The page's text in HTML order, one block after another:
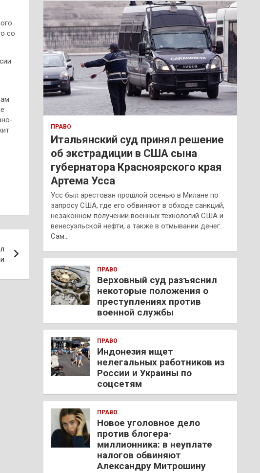
со
к
ПРАВО
Итальянский суд принял решение
об экстрадиции в США сына
губернатора Красноярского края
Артема Усса
Усс был арестован прошлой осенью в Милане по
запросу США, где его обвиняют в обходе санкций,
незаконном получении военных технологий США и
венесуэльской нефти, а также в отмывании денег.
Сам…
ПРАВО
Верховный суд разъяснил
некоторые положения о
преступлениях против
военной службы
ПРАВО
Индонезия ищет
нелегальных работников из
России и Украины по
соцсетям
ПРАВО
Новое уголовное дело
против блогера-
миллионника: в неуплате
налогов обвиняют
Александру Митрошину